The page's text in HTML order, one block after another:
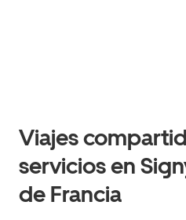
Viajes
servicios en
de Francia